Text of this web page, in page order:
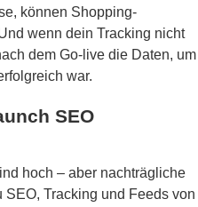
können Shopping-
wenn dein Tracking nicht
dem Go-live die Daten, um
war.
SEO
hoch – aber nachträgliche
SEO, Tracking und Feeds von